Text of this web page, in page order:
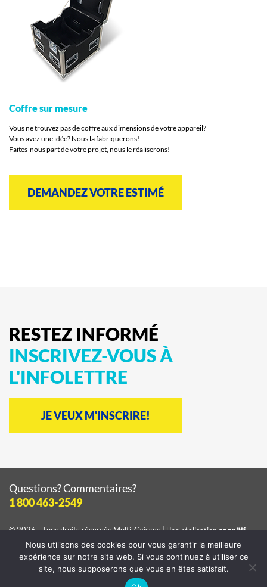
Coffre sur mesure
Vous ne trouvez pas de coffre aux dimensions de votre appareil?
Vous avez une idée? Nous la fabriquerons!
Faites-nous part de votre projet, nous le réaliserons!
DEMANDEZ VOTRE ESTIMÉ
RESTEZ INFORMÉ
INSCRIVEZ-VOUSÀ
L'INFOLETTRE
JE VEUX M'INSCRIRE!
Questions? Commentaires?
1 800 463-2549
© 2026 - Tous droits réservésMulti-Caisses|Une réalisationcognitif
Consulter lapolitique de confidentialité
Nous utilisons des cookies pour vous garantir la meilleure
expérience sur notre site web. Si vous continuez à utiliser ce
site, nous supposerons que vous en êtes satisfait.